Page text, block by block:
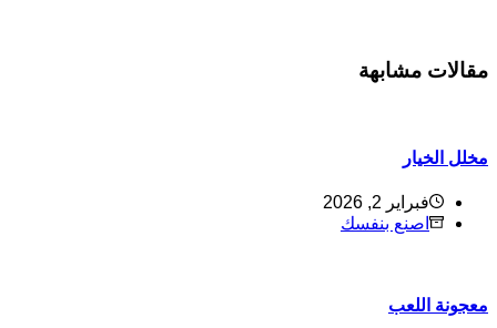
مشابهة
الخيار
فبراير 2, 2026
اصنع بنفسك
اللعب